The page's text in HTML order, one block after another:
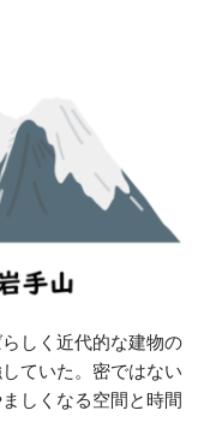
しく近代的な建物の
ていた。密ではない
しくなる空間と時間